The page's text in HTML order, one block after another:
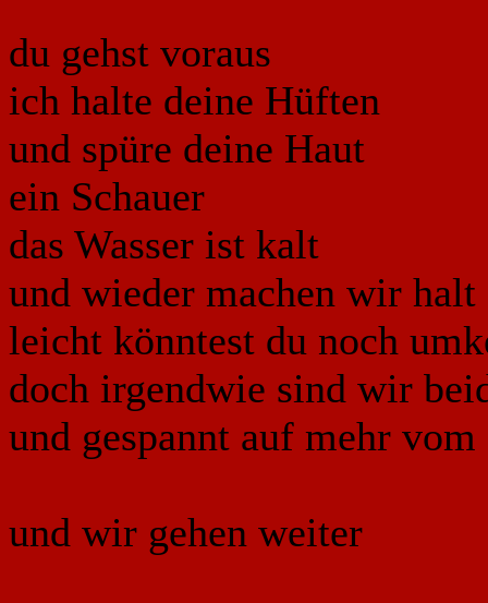
du gehst voraus
ich halte deine Hüften
und spüre deine Haut
ein Schauer
das Wasser ist kalt
und wieder machen wir halt
leicht könntest du noch
doch irgendwie sind wir
und gespannt auf mehr
und wir gehen weiter